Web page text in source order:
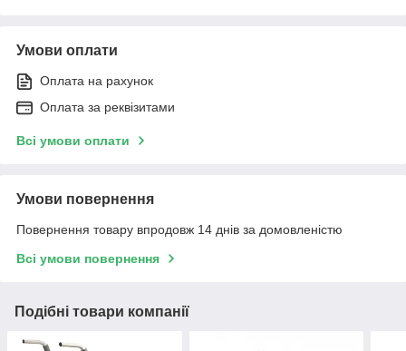
Умови оплати
Оплата на рахунок
Оплата за реквізитами
Всі умови оплати
Умови повернення
Повернення товару впродовж 14 днів за домовленістю
Всі умови повернення
Подібні товари компанії